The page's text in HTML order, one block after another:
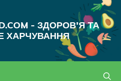
- ЗДОРОВ'Я ТА
ХАРЧУВАННЯ